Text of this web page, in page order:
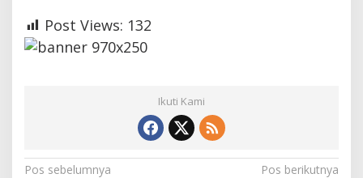
Post Views: 132
Ikuti Kami
Pos sebelumnya
Pos berikutnya